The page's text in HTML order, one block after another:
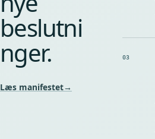
beslutni
nger.
Læs manifestet→
03